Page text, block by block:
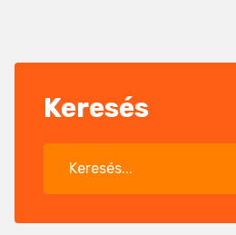
Keresés